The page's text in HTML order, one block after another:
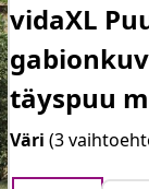
vidaXL
täyspuu
Väri(3